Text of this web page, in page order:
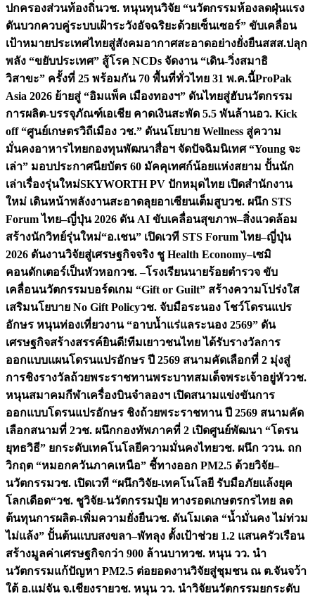
ปกครองส่วนท้องถิ่นวช. หนุนทุนวิจัย “นวัตกรรมห้องลดฝุ่นแรง
ดันบวกควบคู่ระบบเฝ้าระวังอัจฉริยะด้วยเซ็นเซอร์” ขับเคลื่อน
เป้าหมายประเทศไทยสู่สังคมอากาศสะอาดอย่างยั่งยืนสสส.ปลุก
พลัง “ขยับประเทศ” สู้โรค NCDs จัดงาน “เดิน-วิ่งสมาธิ
วิสาขะ” ครั้งที่ 25 พร้อมกัน 70 พื้นที่ทั่วไทย 31 พ.ค.นี้ProPak
Asia 2026 ย้ายสู่ “อิมแพ็ค เมืองทองฯ” ดันไทยสู่ฮับนวัตกรรม
การผลิต-บรรจุภัณฑ์เอเชีย คาดเงินสะพัด 5.5 พันล้านอว. Kick
off “ศูนย์เกษตรวิถีเมือง วช.” ดันนโยบาย Wellness สู่ความ
มั่นคงอาหารไทยกองทุนพัฒนาสื่อฯ จัดปัจฉิมนิเทศ “Young จะ
เล่า” มอบประกาศนียบัตร 60 มัคคุเทศก์น้อยแห่งสยาม ปั้นนัก
เล่าเรื่องรุ่นใหม่SKYWORTH PV ปักหมุดไทย เปิดสำนักงาน
ใหม่ เดินหน้าพลังงานสะอาดลุยอาเซียนเต็มสูบวช. ผนึก STS
Forum ไทย–ญี่ปุ่น 2026 ดัน AI ขับเคลื่อนสุขภาพ–สิ่งแวดล้อม
สร้างนักวิทย์รุ่นใหม่“อ.เชน” เปิดเวที STS Forum ไทย–ญี่ปุ่น
2026 ดันงานวิจัยสู่เศรษฐกิจจริง ชู Health Economy–เซมิ
คอนดักเตอร์เป็นหัวหอกวช. –โรงเรียนนายร้อยตำรวจ ขับ
เคลื่อนนวัตกรรมบอร์ดเกม “Gift or Guilt” สร้างความโปร่งใส
เสริมนโยบาย No Gift Policyวช. จับมือระนอง โชว์โดรนแปร
อักษร หนุนท่องเที่ยวงาน “อาบน้ำแร่แลระนอง 2569” ดัน
เศรษฐกิจสร้างสรรค์ยินดี!ทีมเยาวชนไทย ได้รับรางวัลการ
ออกแบบแผนโดรนแปรอักษร ปี 2569 สนามคัดเลือกที่ 2 มุ่งสู่
การชิงรางวัลถ้วยพระราชทานพระบาทสมเด็จพระเจ้าอยู่หัววช.
หนุนสมาคมกีฬาเครื่องบินจำลองฯ เปิดสนามแข่งขันการ
ออกแบบโดรนแปรอักษร ชิงถ้วยพระราชทาน ปี 2569 สนามคัด
เลือกสนามที่ 2วช. ผนึกกองทัพภาคที่ 2 เปิดศูนย์พัฒนา “โดรน
ยุทธวิธี” ยกระดับเทคโนโลยีความมั่นคงไทยวช. ผนึก ววน. ถก
วิกฤต “หมอกควันภาคเหนือ” ชี้ทางออก PM2.5 ด้วยวิจัย–
นวัตกรรมวช. เปิดเวที “ผนึกวิจัย-เทคโนโลยี รับมือภัยแล้งยุค
โลกเดือด“วช. ชูวิจัย-นวัตกรรมปุ๋ย ทางรอดเกษตรกรไทย ลด
ต้นทุนการผลิต-เพิ่มความยั่งยืนวช. ดันโมเดล “น้ำมั่นคง ไม่ท่วม
ไม่แล้ง” ปั้นต้นแบบสงขลา–พัทลุง ตั้งเป้าช่วย 1.2 แสนครัวเรือน
สร้างมูลค่าเศรษฐกิจกว่า 900 ล้านบาทวช. หนุน วว. นำ
นวัตกรรมแก้ปัญหา PM2.5 ต่อยอดงานวิจัยสู่ชุมชน ณ ต.จันจว้า
ใต้ อ.แม่จัน จ.เชียงรายวช. หนุน วว. นำวิจัยนวัตกรรมยกระดับ